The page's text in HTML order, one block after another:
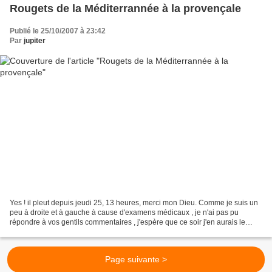
Rougets de la Méditerrannée à la provençale
Publié le 25/10/2007 à 23:42
Par jupiter
Yes ! il pleut depuis jeudi 25, 13 heures, merci mon Dieu. Comme je suis un
peu à droite et à gauche à cause d'examens médicaux , je n'ai pas pu
répondre à vos gentils commentaires , j'espère que ce soir j'en aurais le
Page suivante >